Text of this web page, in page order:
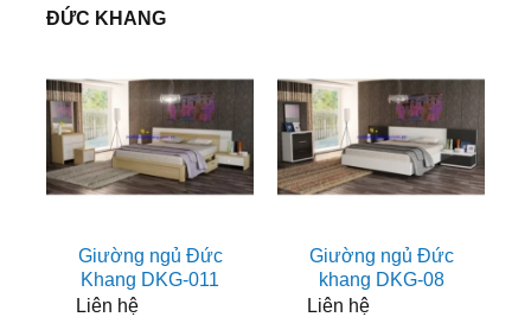
ĐỨC KHANG
Giường ngủ Đức
Khang DKG-011
Liên hệ
Giường ngủ Đức
khang DKG-08
Liên hệ